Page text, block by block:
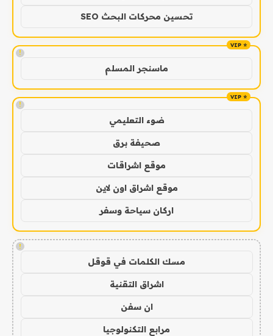
تحسين محركات البحث SEO
!
ماسنجر المسلم
!
ضوء التعليمي
صحيفة برق
موقع اشراقات
موقع اشراق اون لاين
اركان سياحة وسفر
!
مسك الكلمات في قوقل
اشراق التقنية
ان سفن
مرابع التكنولوجيا